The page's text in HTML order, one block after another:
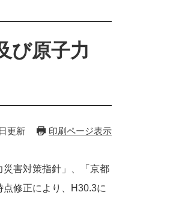
び原子力
更新 印刷ページ表示
害対策指針」、「京都
修正により、H30.3に